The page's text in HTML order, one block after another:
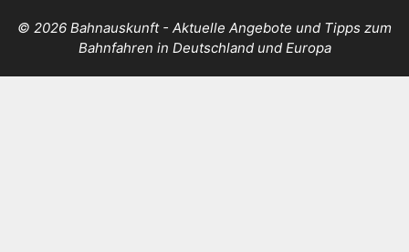
© 2026 Bahnauskunft - Aktuelle Angebote und Tipps zum
Bahnfahren in Deutschland und Europa